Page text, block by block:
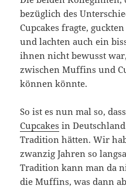
bezüglich des
Cupcakes fragte,
und lachten auch ein
ihnen nicht bewusst
zwischen Muffins und
können könnte.
So ist es nun mal so,
Cupcakes in
Tradition hätten. Wir
zwanzig Jahren so
Tradition kann man da
die Muffins, was dann